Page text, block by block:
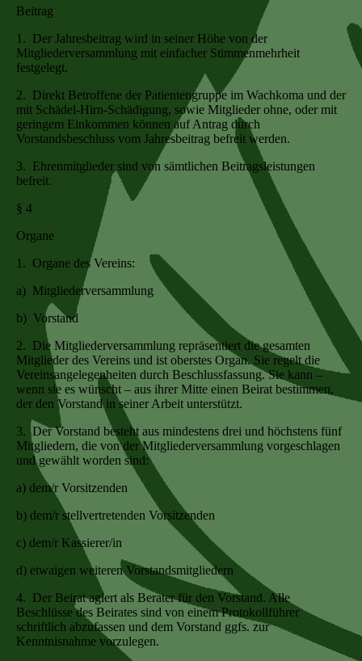
Beitrag
1. Der Jahresbeitrag wird in seiner Höhe von der
Mitgliederversammlung mit einfacher Stimmenmehrheit
festgelegt.
2. Direkt Betroffene der Patientengruppe im Wachkoma und der
mit Schädel-Hirn-Schädigung, sowie Mitglieder ohne, oder mit
geringem Einkommen können auf Antrag durch
Vorstandsbeschluss vom Jahresbeitrag befreit werden.
3. Ehrenmitglieder sind von sämtlichen Beitragsleistungen
befreit.
§ 4
Organe
1. Organe des Vereins:
a) Mitgliederversammlung
b) Vorstand
2. Die Mitgliederversammlung repräsentiert die gesamten
Mitglieder des Vereins und ist oberstes Organ. Sie regelt die
Vereinsangelegenheiten durch Beschlussfassung. Sie kann –
wenn sie es wünscht – aus ihrer Mitte einen Beirat bestimmen,
der den Vorstand in seiner Arbeit unterstützt.
3. Der Vorstand besteht aus mindestens drei und höchstens fünf
Mitgliedern, die von der Mitgliederversammlung vorgeschlagen
und gewählt worden sind:
a) dem/r Vorsitzenden
b) dem/r stellvertretenden Vorsitzenden
c) dem/r Kassierer/in
d) etwaigen weiteren Vorstandsmitgliedern
4. Der Beirat agiert als Berater für den Vorstand. Alle
Beschlüsse des Beirates sind von einem Protokollführer
schriftlich abzufassen und dem Vorstand ggfs. zur
Kenntnisnahme vorzulegen.